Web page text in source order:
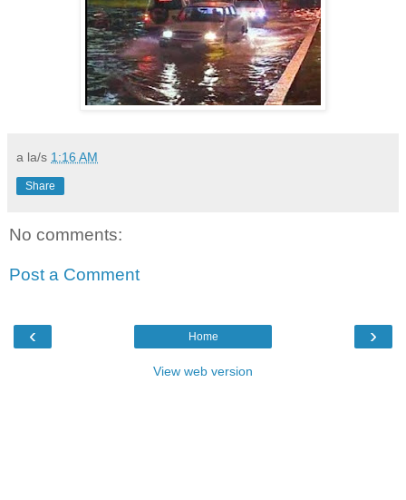
a la/s 1:16 AM
Share
No comments:
Post a Comment
‹ ›
Home
View web version